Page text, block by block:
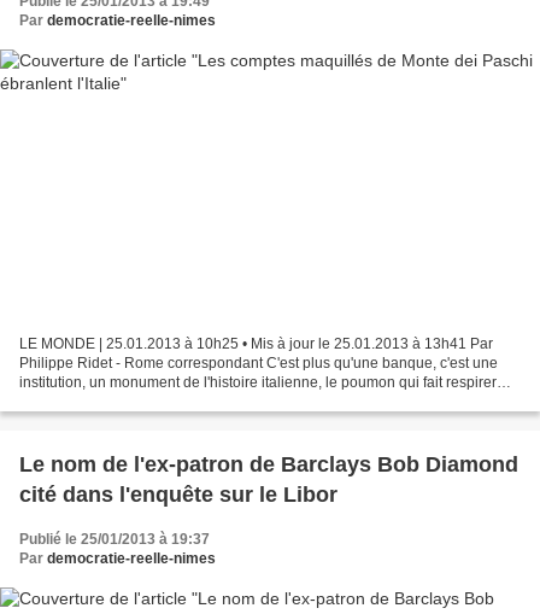
Par democratie-reelle-nimes
LE MONDE | 25.01.2013 à 10h25 • Mis à jour le 25.01.2013 à 13h41 Par
Philippe Ridet - Rome correspondant C'est plus qu'une banque, c'est une
institution, un monument de l'histoire italienne, le poumon qui fait respirer
Le nom de l'ex-patron de Barclays Bob Diamond
cité dans l'enquête sur le Libor
Publié le 25/01/2013 à 19:37
Par democratie-reelle-nimes